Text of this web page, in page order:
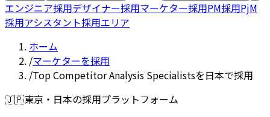
エンジニア採用デザイナー採用マーケター採用PM採用PjM
採用アシスタント採用エリア
ホーム
/マーケターを採用
/Top Competitor Analysis Specialistsを日本で採用
🇯🇵東京・日本の採用プラットフォーム